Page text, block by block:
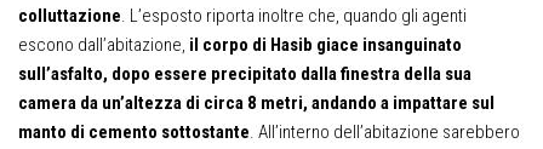
colluttazione. L’esposto riporta inoltre che, quando gli agenti
escono dall’abitazione, il corpo di Hasib giace insanguinato
sull’asfalto, dopo essere precipitato dalla finestra della sua
camera da un’altezza di circa 8 metri, andando a impattare sul
manto di cemento sottostante. All’interno dell’abitazione sarebbero